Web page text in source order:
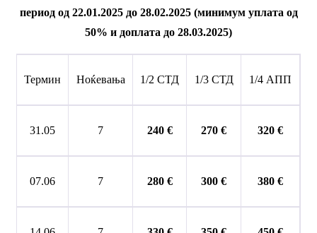
период од 22.01.2025 до 28.02.2025 (минимум уплата од
50% и доплата до 28.03.2025)
Термин Ноќевања 1/2 СТД 1/3 СТД 1/4 АПП
31.05 7 240€ 270 € 320 €
07.06 7 280 € 300 € 380 €